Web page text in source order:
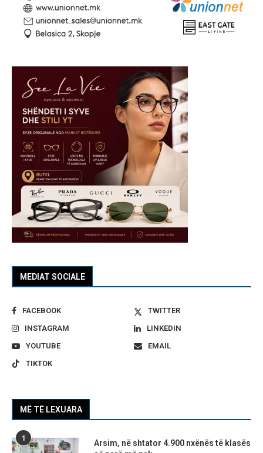
MEDIAT SOCIALE
FACEBOOK
TWITTER
INSTAGRAM
LINKEDIN
YOUTUBE
EMAIL
TIKTOK
MË TË LEXUARA
1
Arsim, në shtator 4.900 nxënës të klasës